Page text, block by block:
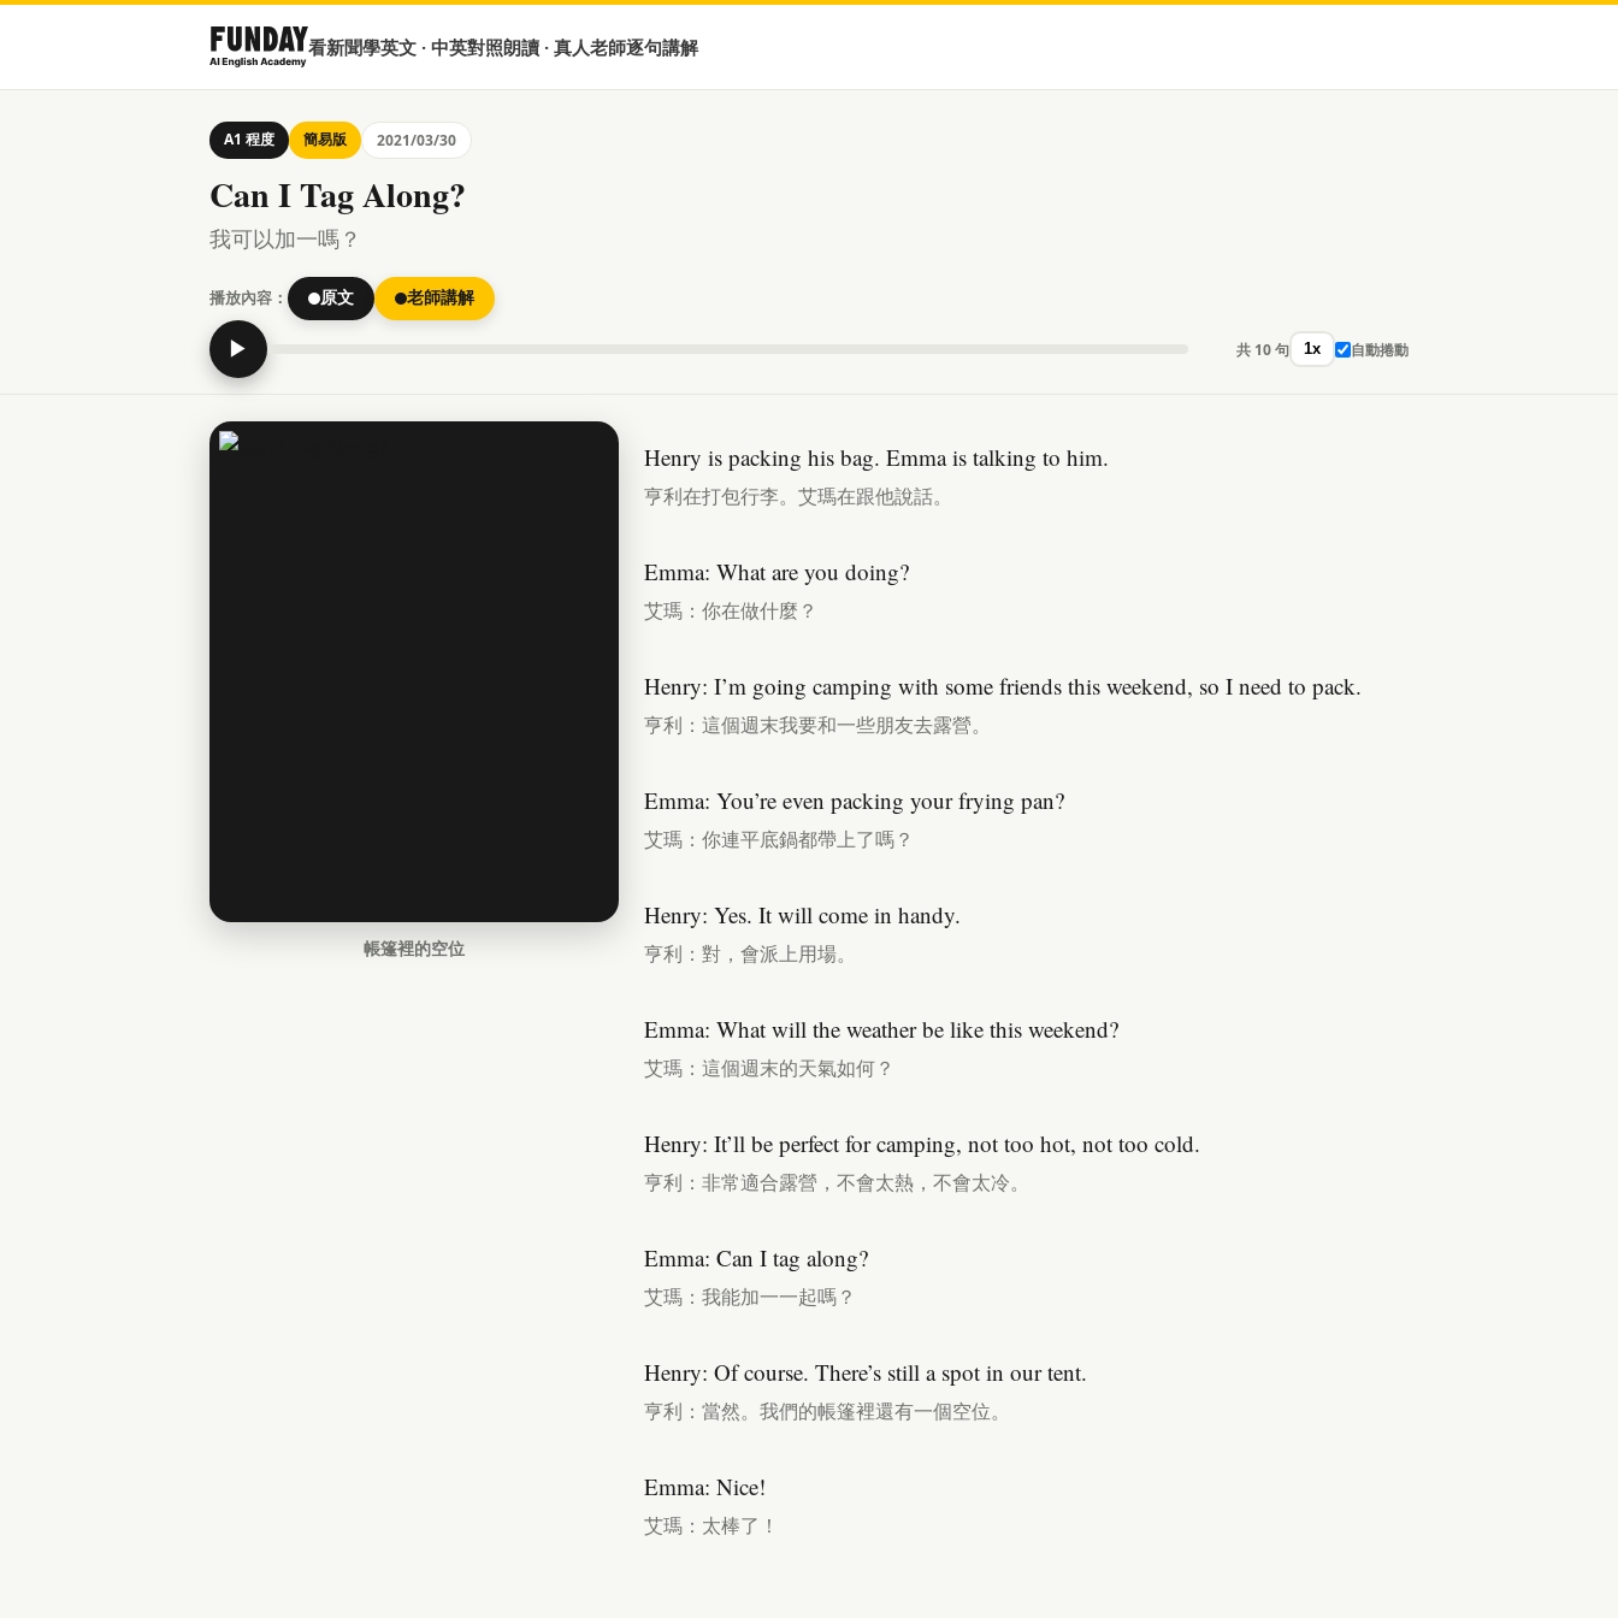
看新聞學英文 · 中英對照朗讀 · 真人老師逐句講解
A1 程度 簡易版 2021/03/30
Can I Tag Along?
我可以加一嗎？
播放內容： 原文 老師講解
▶ 共 10 句 1x 自動捲動
帳篷裡的空位
Henry is packing his bag. Emma is talking to him.
亨利在打包行李。艾瑪在跟他說話。
Emma: What are you doing?
艾瑪：你在做什麼？
Henry: I’m going camping with some friends this weekend, so I need to pack.
亨利：這個週末我要和一些朋友去露營。
Emma: You’re even packing your frying pan?
艾瑪：你連平底鍋都帶上了嗎？
Henry: Yes. It will come in handy.
亨利：對，會派上用場。
Emma: What will the weather be like this weekend?
艾瑪：這個週末的天氣如何？
Henry: It’ll be perfect for camping, not too hot, not too cold.
亨利：非常適合露營，不會太熱，不會太冷。
Emma: Can I tag along?
艾瑪：我能加一一起嗎？
Henry: Of course. There’s still a spot in our tent.
亨利：當然。我們的帳篷裡還有一個空位。
Emma: Nice!
艾瑪：太棒了！